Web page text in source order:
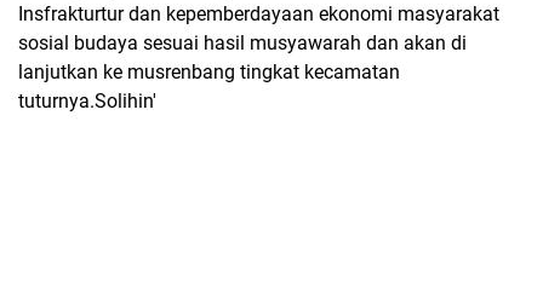
Insfrakturtur dan kepemberdayaan ekonomi masyarakat
sosial budaya sesuai hasil musyawarah dan akan di
lanjutkan ke musrenbang tingkat kecamatan
tuturnya.Solihin'